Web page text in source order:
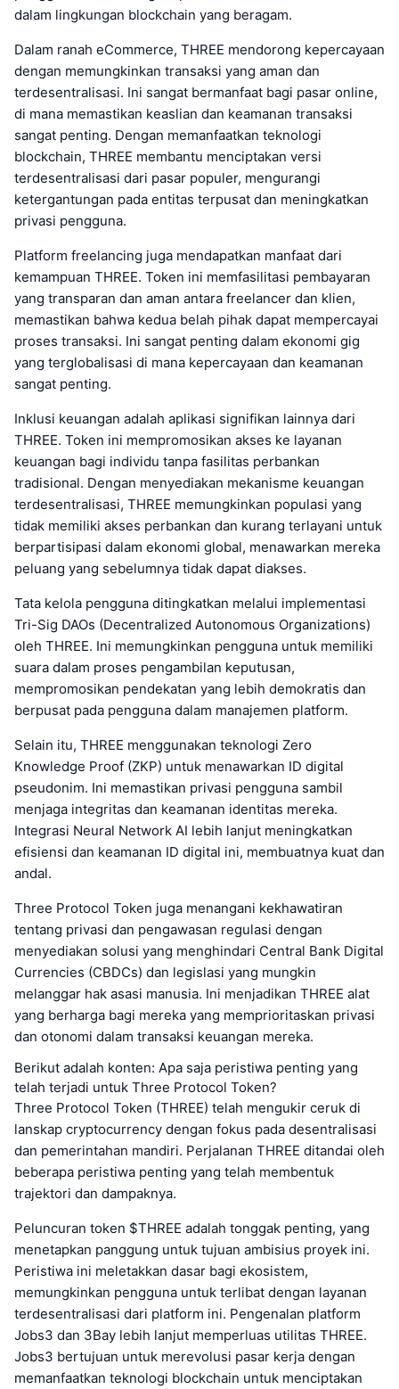
dalam lingkungan blockchain yang beragam.
Dalam ranah eCommerce, THREE mendorong kepercayaan
dengan memungkinkan transaksi yang aman dan
terdesentralisasi. Ini sangat bermanfaat bagi pasar online,
di mana memastikan keaslian dan keamanan transaksi
sangat penting. Dengan memanfaatkan teknologi
blockchain, THREE membantu menciptakan versi
terdesentralisasi dari pasar populer, mengurangi
ketergantungan pada entitas terpusat dan meningkatkan
privasi pengguna.
Platform freelancing juga mendapatkan manfaat dari
kemampuan THREE. Token ini memfasilitasi pembayaran
yang transparan dan aman antara freelancer dan klien,
memastikan bahwa kedua belah pihak dapat mempercayai
proses transaksi. Ini sangat penting dalam ekonomi gig
yang terglobalisasi di mana kepercayaan dan keamanan
sangat penting.
Inklusi keuangan adalah aplikasi signifikan lainnya dari
THREE. Token ini mempromosikan akses ke layanan
keuangan bagi individu tanpa fasilitas perbankan
tradisional. Dengan menyediakan mekanisme keuangan
terdesentralisasi, THREE memungkinkan populasi yang
tidak memiliki akses perbankan dan kurang terlayani untuk
berpartisipasi dalam ekonomi global, menawarkan mereka
peluang yang sebelumnya tidak dapat diakses.
Tata kelola pengguna ditingkatkan melalui implementasi
Tri-Sig DAOs (Decentralized Autonomous Organizations)
oleh THREE. Ini memungkinkan pengguna untuk memiliki
suara dalam proses pengambilan keputusan,
mempromosikan pendekatan yang lebih demokratis dan
berpusat pada pengguna dalam manajemen platform.
Selain itu, THREE menggunakan teknologi Zero
Knowledge Proof (ZKP) untuk menawarkan ID digital
pseudonim. Ini memastikan privasi pengguna sambil
menjaga integritas dan keamanan identitas mereka.
Integrasi Neural Network AI lebih lanjut meningkatkan
efisiensi dan keamanan ID digital ini, membuatnya kuat dan
andal.
Three Protocol Token juga menangani kekhawatiran
tentang privasi dan pengawasan regulasi dengan
menyediakan solusi yang menghindari Central Bank Digital
Currencies (CBDCs) dan legislasi yang mungkin
melanggar hak asasi manusia. Ini menjadikan THREE alat
yang berharga bagi mereka yang memprioritaskan privasi
dan otonomi dalam transaksi keuangan mereka.
Berikut adalah konten: Apa saja peristiwa penting yang
telah terjadi untuk Three Protocol Token?
Three Protocol Token (THREE) telah mengukir ceruk di
lanskap cryptocurrency dengan fokus pada desentralisasi
dan pemerintahan mandiri. Perjalanan THREE ditandai oleh
beberapa peristiwa penting yang telah membentuk
trajektori dan dampaknya.
Peluncuran token $THREE adalah tonggak penting, yang
menetapkan panggung untuk tujuan ambisius proyek ini.
Peristiwa ini meletakkan dasar bagi ekosistem,
memungkinkan pengguna untuk terlibat dengan layanan
terdesentralisasi dari platform ini. Pengenalan platform
Jobs3 dan 3Bay lebih lanjut memperluas utilitas THREE.
Jobs3 bertujuan untuk merevolusi pasar kerja dengan
memanfaatkan teknologi blockchain untuk menciptakan